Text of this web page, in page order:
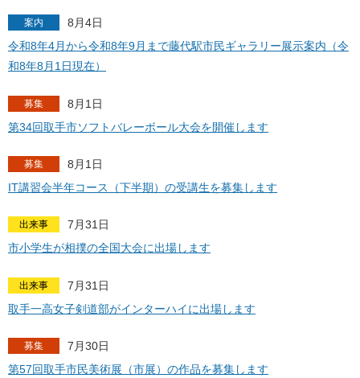
案内
8月4日
令和8年4月から令和8年9月まで藤代駅市民ギャラリー展示案内（令
和8年8月1日現在）
募集
8月1日
第34回取手市ソフトバレーボール大会を開催します
募集
8月1日
IT講習会半年コース（下半期）の受講生を募集します
出来事
7月31日
市小学生が相撲の全国大会に出場します
出来事
7月31日
取手一高女子剣道部がインターハイに出場します
募集
7月30日
第57回取手市民美術展（市展）の作品を募集します